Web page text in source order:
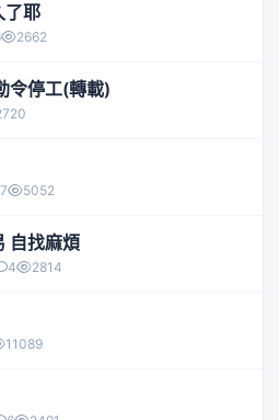
了耶
2662
令停工(轉載)
5052
自找麻煩
4 2814
11089